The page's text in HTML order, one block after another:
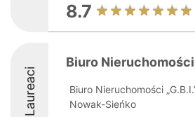
8.7
Laureaci
Biuro Nieruchomości
Biuro Nieruchomości
Nowak-Sieńko